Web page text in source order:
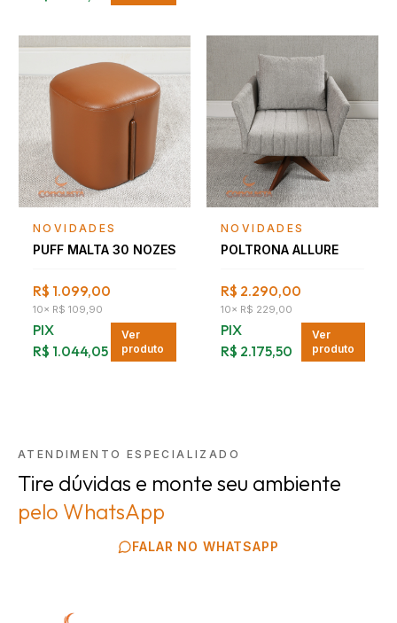
Falar com consultor
NOVIDADES
PUFF MALTA 30 NOZES
R$ 1.099,00
10× R$ 109,90
PIX
R$ 1.044,05
Ver
produto
Falar com consultor
NOVIDADES
POLTRONA ALLURE
R$ 2.290,00
10× R$ 229,00
PIX
R$ 2.175,50
Ver
produto
ATENDIMENTO ESPECIALIZADO
Tire dúvidas e monte seu ambiente
pelo WhatsApp
FALAR NO WHATSAPP